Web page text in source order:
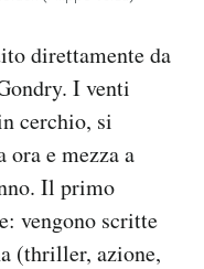
direttamente da
I venti
cerchio, si
ora e mezza a
Il primo
vengono scritte
(thriller, azione,